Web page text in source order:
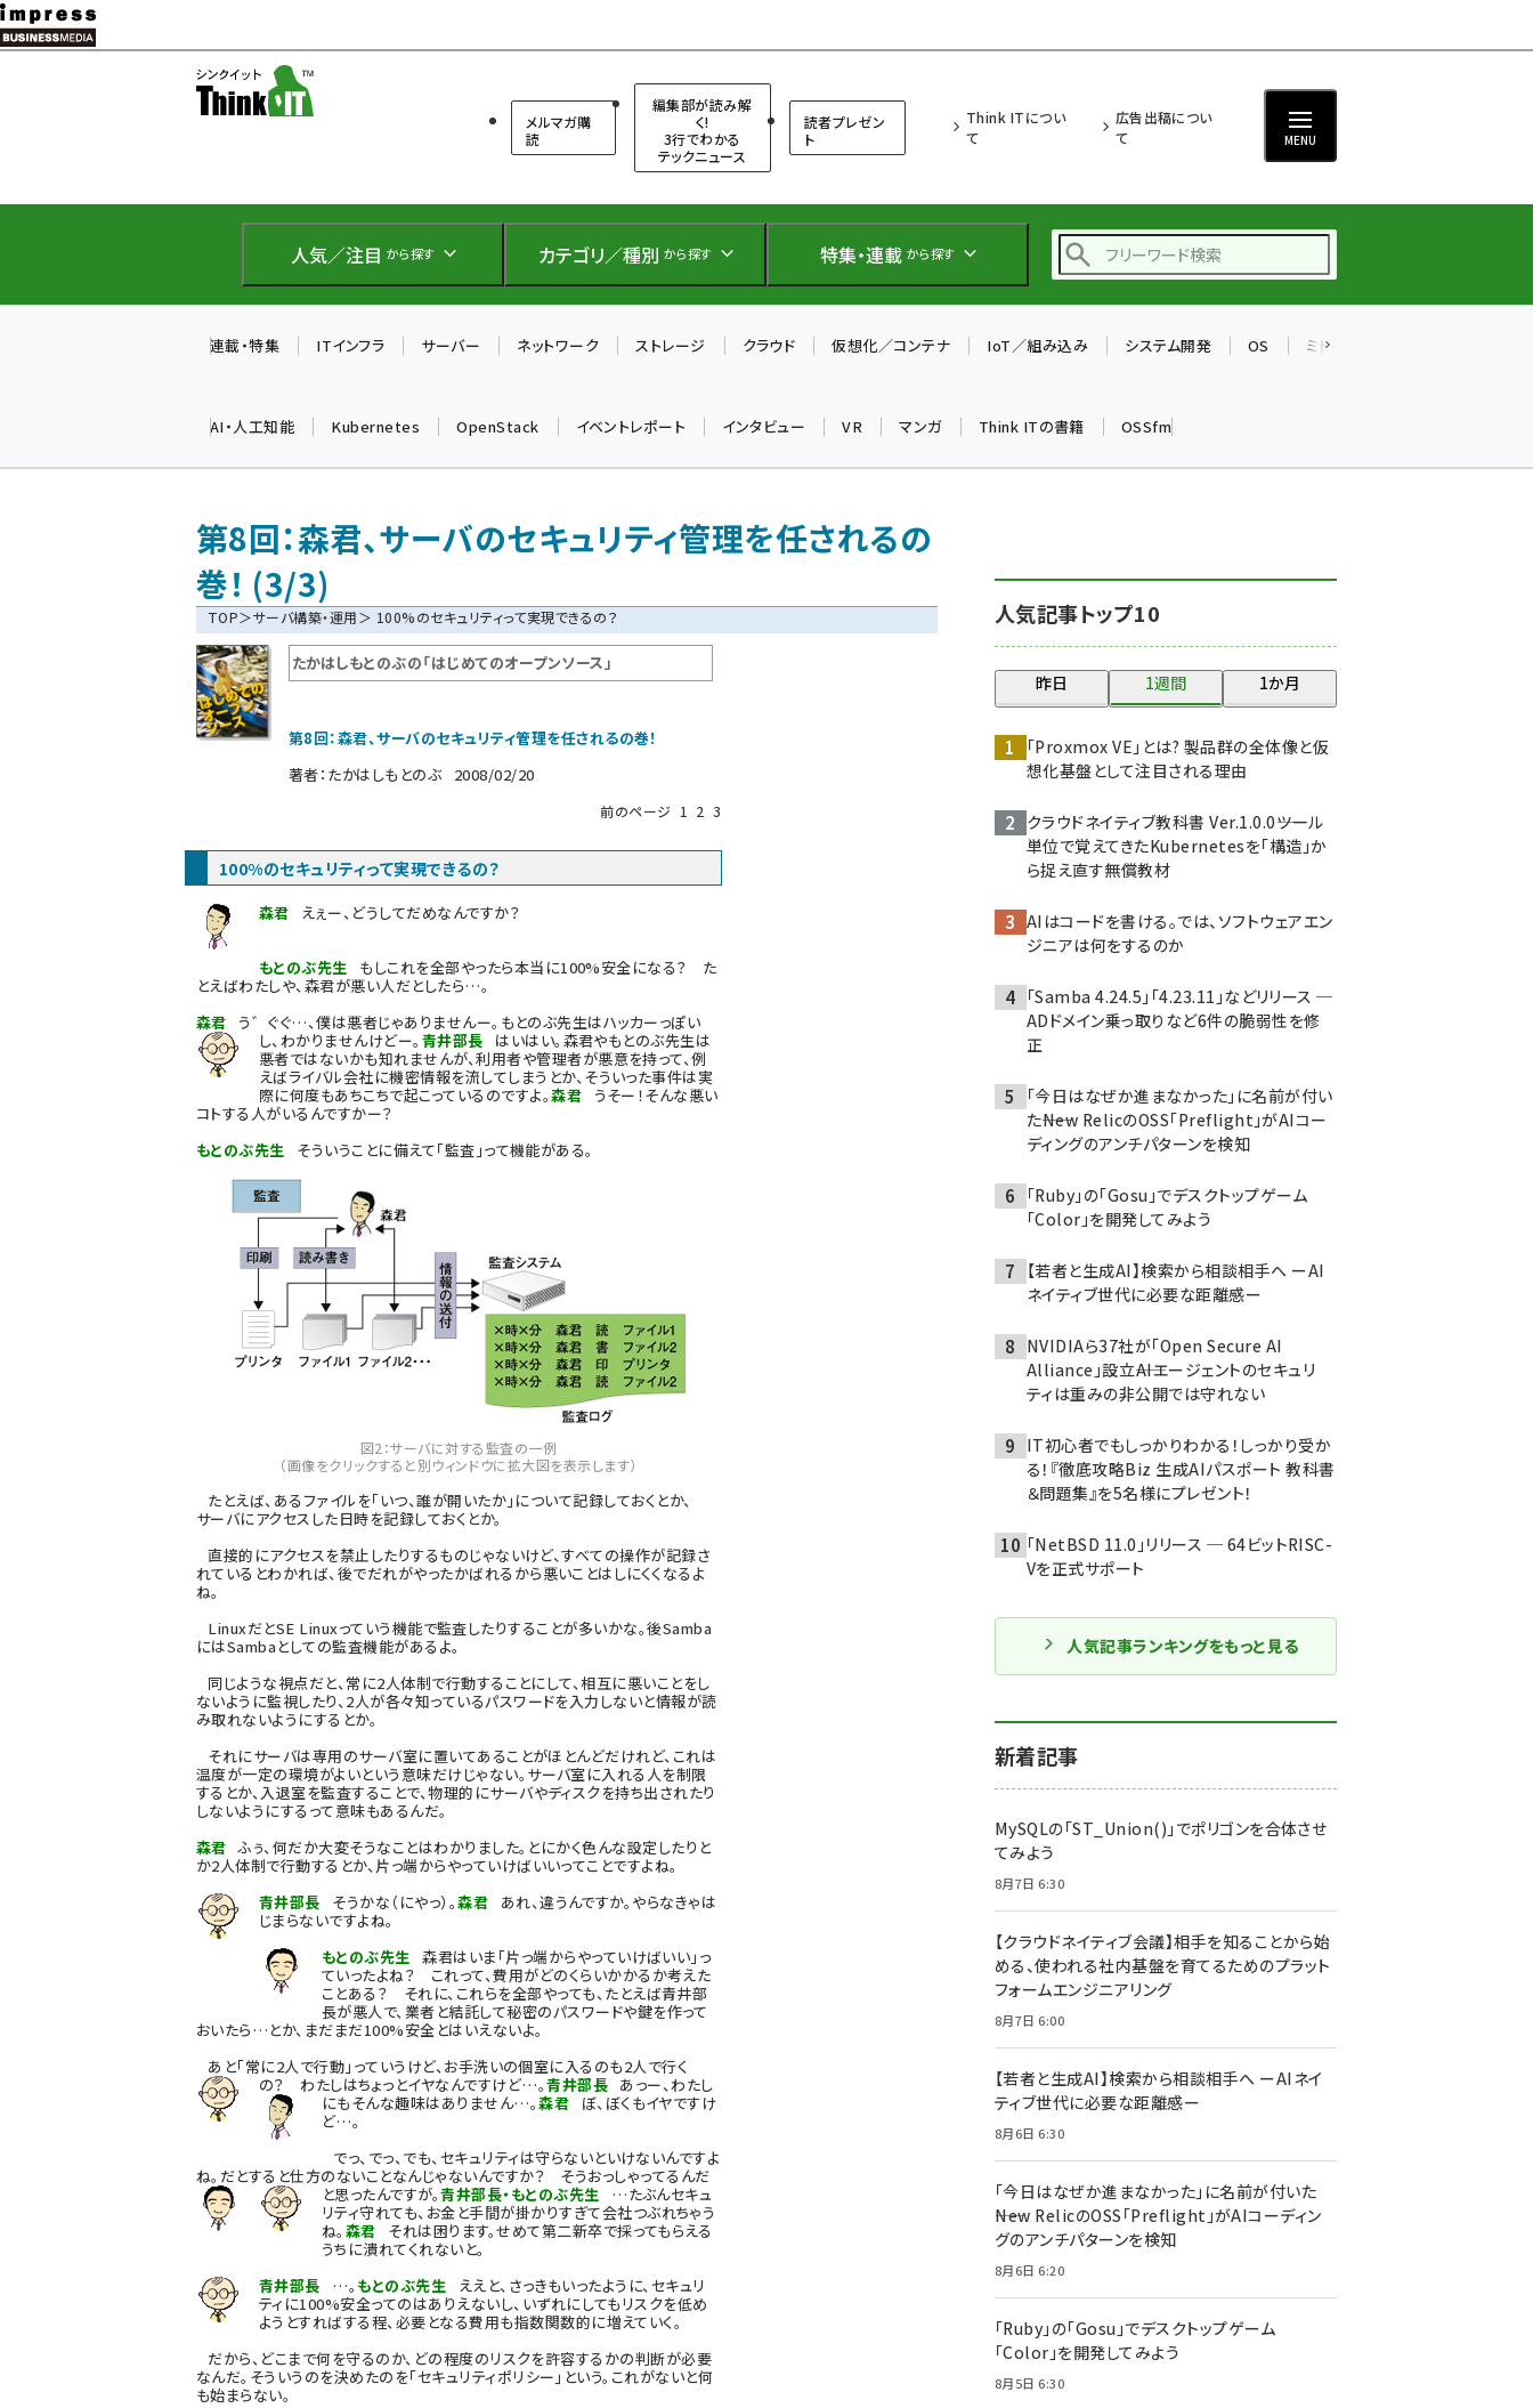
メ
イ
テ
に
メルマガ購
読
編集部が読み解
く!
3行でわかる
テックニュース
読者プレゼン
ト
Think ITについ
て
広告出稿につい
て
MENU
人気／注目 から探す カテゴリ／種別 から探す 特集・連載 から探す
仲間と築いた勝利の絆～
(2047)
drupal (1963)
genai (1492)
ai crunch (1363)
連載・特集 ITインフラ サーバー ネットワーク ストレージ クラウド 仮想化／コンテナ IoT／組み込み システム開発 OS ミドルウェア
AI・人工知能 Kubernetes OpenStack イベントレポート インタビュー VR マンガ Think ITの書籍 OSSfm
第8回：森君、サーバのセキュリティ管理を任されるの
巻！ (3/3)
TOP＞サーバ構築・運用＞ 100%のセキュリティって実現できるの？
たかはしもとのぶの「はじめてのオープンソース」
第8回：森君、サーバのセキュリティ管理を任されるの巻！
著者： たかはしもとのぶ 2008/02/20
前のページ 1 2 3
100%のセキュリティって実現できるの？
森君 えぇー、どうしてだめなんですか？
もとのぶ先生 もしこれを全部やったら本当に100%安全になる？ た
とえばわたしや、森君が悪い人だとしたら…。
森君 う゛ぐぐ…、僕は悪者じゃありませんー。もとのぶ先生はハッカーっぽい
し、わかりませんけどー。 青井部長 はいはい。森君やもとのぶ先生は
悪者ではないかも知れませんが、利用者や管理者が悪意を持って、例
えばライバル会社に機密情報を流してしまうとか、そういった事件は実
際に何度もあちこちで起こっているのですよ。森君 うそー！そんな悪い
コトする人がいるんですかー？
もとのぶ先生 そういうことに備えて「監査」って機能がある。
図2：サーバに対する監査の一例
（画像をクリックすると別ウィンドウに拡大図を表示します）
たとえば、あるファイルを「いつ、誰が開いたか」について記録しておくとか、
サーバにアクセスした日時を記録しておくとか。
直接的にアクセスを禁止したりするものじゃないけど、すべての操作が記録さ
れているとわかれば、後でだれがやったかばれるから悪いことはしにくくなるよ
ね。
LinuxだとSE Linuxっていう機能で監査したりすることが多いかな。後Samba
にはSambaとしての監査機能があるよ。
同じような視点だと、常に2人体制で行動することにして、相互に悪いことをし
ないように監視したり、2人が各々知っているパスワードを入力しないと情報が読
み取れないようにするとか。
それにサーバは専用のサーバ室に置いてあることがほとんどだけれど、これは
温度が一定の環境がよいという意味だけじゃない。サーバ室に入れる人を制限
するとか、入退室を監査することで、物理的にサーバやディスクを持ち出されたり
しないようにするって意味もあるんだ。
森君 ふぅ、何だか大変そうなことはわかりました。とにかく色んな設定したりと
か2人体制で行動するとか、片っ端からやっていけばいいってことですよね。
青井部長 そうかな（にやっ）。森君 あれ、違うんですか。やらなきゃは
じまらないですよね。
もとのぶ先生 森君はいま「片っ端からやっていけばいい」っ
ていったよね？ これって、費用がどのくらいかかるか考えた
ことある？ それに、これらを全部やっても、たとえば青井部
長が悪人で、業者と結託して秘密のパスワードや鍵を作って
おいたら…とか、まだまだ100%安全とはいえないよ。
あと「常に2人で行動」っていうけど、お手洗いの個室に入るのも2人で行く
の？ わたしはちょっとイヤなんですけど…。青井部長 あっー、わたし
にもそんな趣味はありません…。森君 ぼ、ぼくもイヤですけ
ど…。
でっ、でっ、でも、セキュリティは守らないといけないんですよ
ね。だとすると仕方のないことなんじゃないんですか？ そうおっしゃってるんだ
と思ったんですが。青井部長・もとのぶ先生 …たぶんセキュ
リティ守れても、お金と手間が掛かりすぎて会社つぶれちゃう
ね。 森君 それは困ります。せめて第二新卒で採ってもらえる
うちに潰れてくれないと。
青井部長 …。 もとのぶ先生 ええと、さっきもいったように、セキュリ
ティに100%安全ってのはありえないし、いずれにしてもリスクを低め
ようとすればする程、必要となる費用も指数関数的に増えていく。
だから、どこまで何を守るのか、どの程度のリスクを許容するかの判断が必要
なんだ。そういうのを決めたのを「セキュリティポリシー」という。これがないと何
も始まらない。
人気記事トップ10
昨日 1週間 1か月
「Proxmox VE」とは? 製品群の全体像と仮
想化基盤として注目される理由
クラウドネイティブ教科書 Ver.1.0.0――ツール
単位で覚えてきたKubernetesを「構造」か
ら捉え直す無償教材
AIはコードを書ける。では、ソフトウェアエン
ジニアは何をするのか
「Samba 4.24.5」「4.23.11」などリリース ─
ADドメイン乗っ取りなど6件の脆弱性を修
正
「今日はなぜか進まなかった」に名前が付い
た――New RelicのOSS「Preflight」がAIコー
ディングのアンチパターンを検知
「Ruby」の「Gosu」でデスクトップゲーム
「Color」を開発してみよう
【若者と生成AI】検索から相談相手へ ーAI
ネイティブ世代に必要な距離感ー
NVIDIAら37社が「Open Secure AI
Alliance」設立――AIエージェントのセキュリ
ティは重みの非公開では守れない
IT初心者でもしっかりわかる！しっかり受か
る！『徹底攻略Biz 生成AIパスポート 教科書
＆問題集』を5名様にプレゼント！
「NetBSD 11.0」リリース ─ 64ビットRISC-
Vを正式サポート
人気記事ランキングをもっと見る
新着記事
MySQLの「ST_Union()」でポリゴンを合体させ
てみよう
8月7日 6:30
【クラウドネイティブ会議】相手を知ることから始
める、使われる社内基盤を育てるためのプラット
フォームエンジニアリング
8月7日 6:00
【若者と生成AI】検索から相談相手へ ーAIネイ
ティブ世代に必要な距離感ー
8月6日 6:30
「今日はなぜか進まなかった」に名前が付いた
――New RelicのOSS「Preflight」がAIコーディン
グのアンチパターンを検知
8月6日 6:20
「Ruby」の「Gosu」でデスクトップゲーム
「Color」を開発してみよう
8月5日 6:30